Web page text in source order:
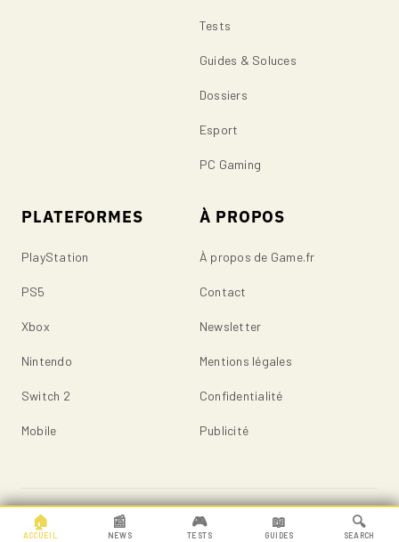
Tests
Guides & Soluces
Dossiers
Esport
PC Gaming
PLATEFORMES
PlayStation
PS5
Xbox
Nintendo
Switch 2
Mobile
À PROPOS
À propos de Game.fr
Contact
Newsletter
Mentions légales
Confidentialité
Publicité
© 2026 Game.fr — Tous droits réservés.
🏠
ACCUEIL
📰
NEWS
🎮
TESTS
📖
GUIDES
🔍
SEARCH